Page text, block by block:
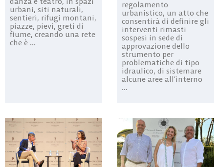
urbani, siti naturali,
sentieri, rifugi montani,
piazze, pievi, greti di
fiume, creando una rete
che è ...
regolamento
urbanistico, un atto che
consentirà di definire gli
interventi rimasti
sospesi in sede di
approvazione dello
strumento per
problematiche di tipo
idraulico, di sistemare
alcune aree all’interno
...